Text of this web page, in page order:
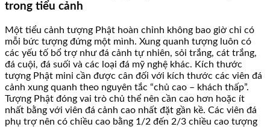
trong tiểu cảnh
Một tiểu cảnh tượng Phật hoàn chỉnh không bao giờ chỉ có
mỗi bức tượng đứng một mình. Xung quanh tượng luôn có
các yếu tố bổ trợ như đá cảnh tự nhiên, sỏi trắng, cát trắng,
đá cuội, đá suối và các loại đá mỹ nghệ khác. Kích thước
tượng Phật mini cần được cân đối với kích thước các viên đá
cảnh xung quanh theo nguyên tắc “chủ cao – khách thấp”.
Tượng Phật đóng vai trò chủ thể nên cần cao hơn hoặc ít
nhất bằng với viên đá cảnh cao nhất đặt gần kề. Các viên đá
phụ trợ nên có chiều cao bằng 1/2 đến 2/3 chiều cao tượng